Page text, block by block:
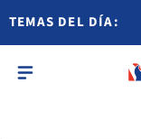
TEMAS DEL DÍA: